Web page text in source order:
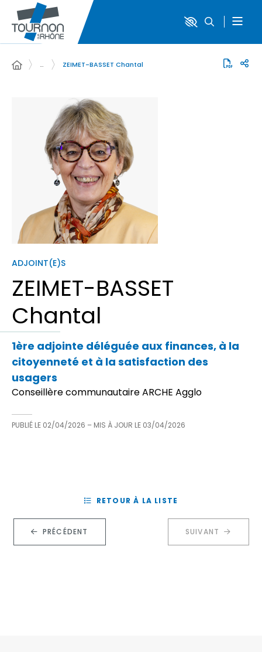
… ZEIMET-BASSET Chantal
ADJOINT(E)S
ZEIMET-BASSET
Chantal
1ère adjointe déléguée aux finances, à la
citoyenneté et à la satisfaction des
usagers
Conseillère communautaire ARCHE Agglo
PUBLIÉ LE 02/04/2026 – MIS À JOUR LE 03/04/2026
PRÉCÉDENT
RETOUR À LA LISTE
SUIVANT